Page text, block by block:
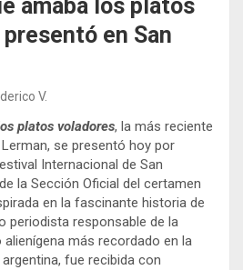
amaba los platos
en San
V.
platos voladores, la más reciente
se presentó hoy por
Internacional de San
la Sección Oficial del certamen
en la fascinante historia de
periodista responsable de la
más recordado en la
fue recibida con